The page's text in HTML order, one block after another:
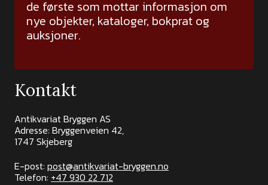
de første som mottar informasjon om
nye objekter, kataloger, bokprat og
auksjoner.
Kontakt
Antikvariat Bryggen AS
Adresse: Bryggenveien 42,
1747 Skjeberg
E-post: post@antikvariat-bryggen.no
Telefon: +47 930 22 712